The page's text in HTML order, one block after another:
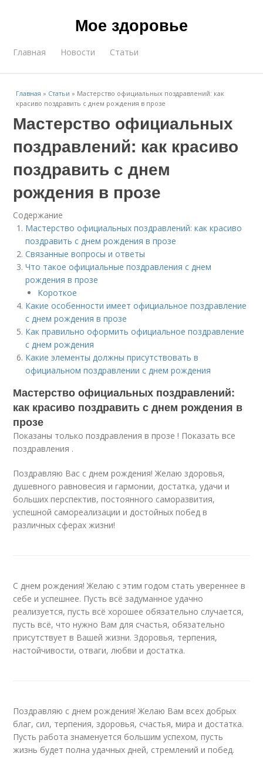
Мое здоровье
Главная Новости Статьи
Главная » Статьи » Мастерство официальных поздравлений: как
красиво поздравить с днем рождения в прозе
Мастерство официальных
поздравлений: как красиво
поздравить с днем
рождения в прозе
Содержание
Мастерство официальных поздравлений: как красиво
поздравить с днем рождения в прозе
Связанные вопросы и ответы
Что такое официальные поздравления с днем
рождения в прозе
Короткое
Какие особенности имеет официальное поздравление
с днем рождения в прозе
Как правильно оформить официальное поздравление
с днем рождения
Какие элементы должны присутствовать в
официальном поздравлении с днем рождения
Мастерство официальных поздравлений:
как красиво поздравить с днем рождения в
прозе
Показаны только поздравления в прозе ! Показать все
поздравления .
Поздравляю Вас с днем рождения! Желаю здоровья,
душевного равновесия и гармонии, достатка, удачи и
больших перспектив, постоянного саморазвития,
успешной самореализации и достойных побед в
различных сферах жизни!
С днем рождения! Желаю с этим годом стать увереннее в
себе и успешнее. Пусть всё задуманное удачно
реализуется, пусть всё хорошее обязательно случается,
пусть всё, что нужно Вам для счастья, обязательно
присутствует в Вашей жизни. Здоровья, терпения,
настойчивости, отваги, любви и достатка.
Поздравляю с днем рождения! Желаю Вам всех добрых
благ, сил, терпения, здоровья, счастья, мира и достатка.
Пусть работа знаменуется большим успехом, пусть
жизнь будет полна удачных дней, стремлений и побед.